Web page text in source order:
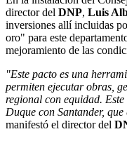
director del DNP, Luis
inversiones allí incluidas
oro" para este
mejoramiento de las
"Este pacto es una
permiten ejecutar obras,
regional con equidad.
Duque con Santander,
manifestó el director del